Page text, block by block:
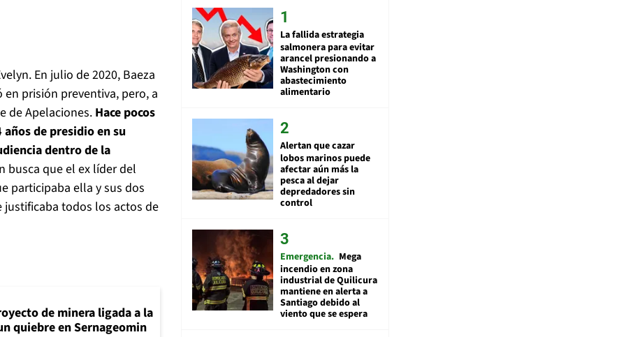
En julio de 2020, Baeza
prisión preventiva, pero, a
de Apelaciones. Hace pocos
de presidio en su
dentro de la
busca que el ex líder del
participaba ella y sus dos
todos los actos de
de minera ligada a la
quiebre en Sernageomin
La fallida estrategia
salmonera para evitar
arancel presionando a
Washington con
abastecimiento
alimentario
Alertan que cazar
lobos marinos puede
afectar aún más la
pesca al dejar
depredadores sin
control
Emergencia Mega
incendio en zona
industrial de Quilicura
mantiene en alerta a
Santiago debido al
viento que se espera